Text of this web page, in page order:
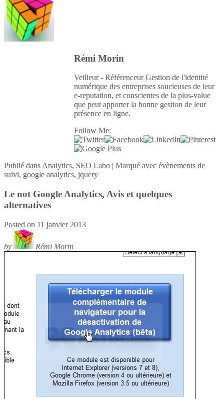
Rémi Morin
Veilleur - Référenceur Gestion de l'identité
numérique des entreprises soucieuses de leur
e-reputation, et conscientes de la plus-value
que peut apporter la bonne gestion de leur
présence en ligne.
Follow Me:
Publié dans Analytics, SEO Labo | Marqué avec évènements de
suivi, google analytics, jquery
Le not Google Analytics, Avis et quelques
alternatives
Posted on 11 janvier 2013
by Rémi Morin